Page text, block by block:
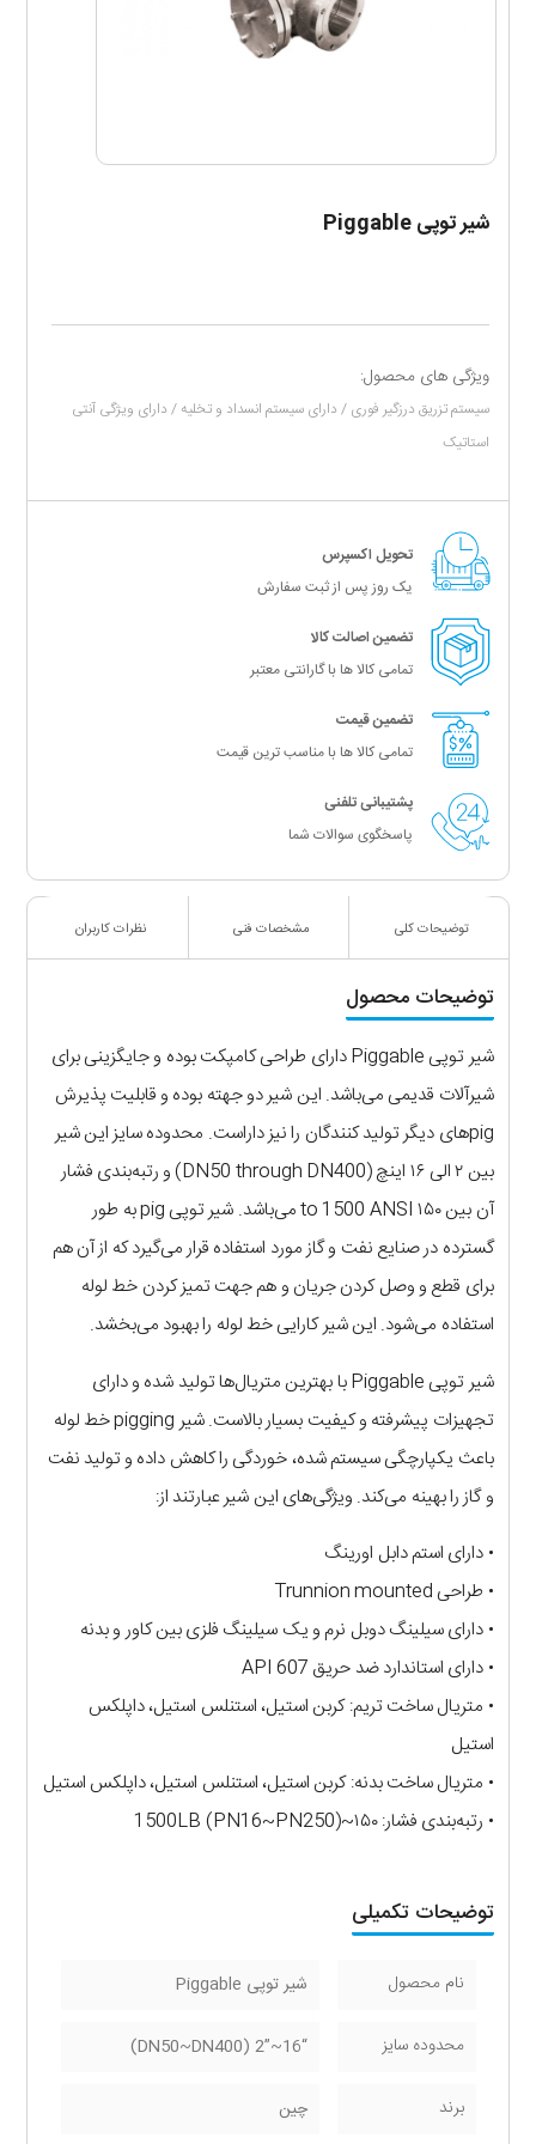
شیر توپی Piggable
ویژگی های محصول:
سیستم تزریق درزگیر فوری / دارای سیستم انسداد و تخلیه / دارای ویژگی آنتی
استاتیک
تحویل اکسپرس
یک روز پس از ثبت سفارش
تضمین اصالت کالا
تمامی کالا ها با گارانتی معتبر
تضمین قیمت
تمامی کالا ها با مناسب ترین قیمت
پشتیبانی تلفنی
پاسخگوی سوالات شما
توضیحات کلی مشخصات فنی نظرات کاربران
توضیحات محصول
شیر توپی Piggable دارای طراحی کامپکت بوده و جایگزینی برای
شیرآلات قدیمی می‌باشد. این شیر دو جهته بوده و قابلیت پذیرش
pigهای دیگر تولید کنندگان را نیز داراست. محدوده سایز این شیر
بین ۲ الی ۱۶ اینچ (DN50 through DN400) و رتبه‌بندی فشار
آن بین ۱۵۰ to 1500 ANSI می‌باشد. شیر توپی pig به طور
گسترده در صنایع نفت و گاز مورد استفاده قرار می‌گیرد که از آن هم
برای قطع و وصل کردن جریان و هم جهت تمیز کردن خط لوله
استفاده می‌شود. این شیر کارایی خط لوله را بهبود می‌بخشد.
شیر توپی Piggable با بهترین متریال‌ها تولید شده و دارای
تجهیزات پیشرفته و کیفیت بسیار بالاست. شیر pigging خط لوله
باعث یکپارچگی سیستم شده، خوردگی را کاهش داده و تولید نفت
و گاز را بهینه می‌کند. ویژگی‌های این شیر عبارتند از:
• دارای استم دابل اورینگ
• طراحی Trunnion mounted
• دارای سیلینگ دوبل نرم و یک سیلینگ فلزی بین کاور و بدنه
• دارای استاندارد ضد حریق API 607
• متریال ساخت تریم: کربن استیل، استنلس استیل، داپلکس
استیل
• متریال ساخت بدنه: کربن استیل، استنلس استیل، داپلکس استیل
• رتبه‌بندی فشار: ۱۵۰~1500LB (PN16~PN250)
توضیحات تکمیلی
نام محصول شیر توپی Piggable
محدوده سایز “16~”2 (DN50~DN400)
برند چین